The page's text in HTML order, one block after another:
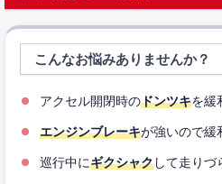
こんなお悩みありませんか？
アクセル開閉時のドンツキを緩
エンジンブレーキが強いので緩
巡行中にギクシャクして走りづ